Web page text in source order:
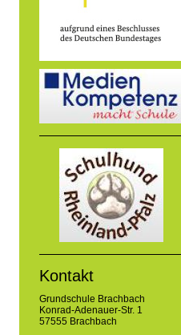
Kontakt
Grundschule Brachbach
Konrad-Adenauer-Str. 1
57555 Brachbach